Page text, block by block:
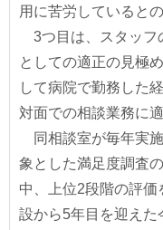
用に苦労しているとの
3つ目は、スタッフ
としての適正の見極
して病院で勤務した
対面での相談業務に
同相談室が毎年実
象とした満足度調査
中、上位2段階の評
設から5年目を迎え